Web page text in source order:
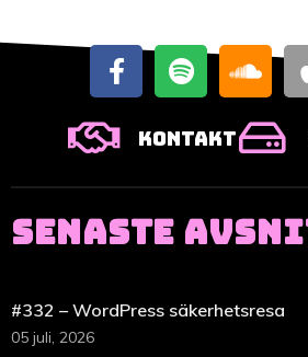
Kontakt
SENASTE
#332 – WordPress säkerhetsresa
05 juli, 2026